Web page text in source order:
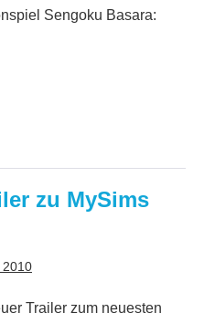
Sengoku Basara:
zu MySims
2010
Trailer zum neuesten